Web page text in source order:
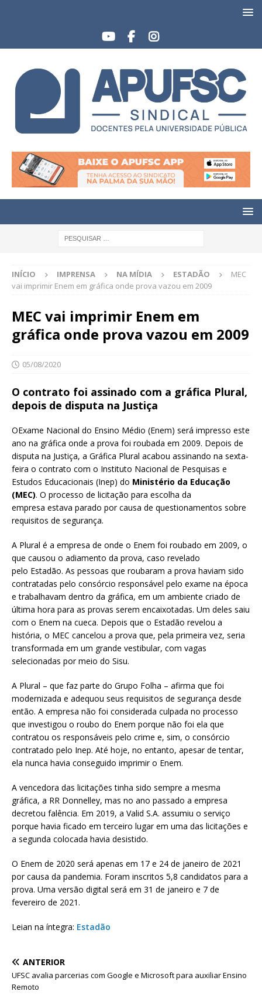
INÍCIO IMPRENSA NA MÍDIA ESTADÃO
MEC
vai imprimir Enem em gráfica onde prova vazou em 2009
MEC vai imprimir Enem em
gráfica onde prova vazou em 2009
05/08/2020
O contrato foi assinado com a gráfica Plural,
depois de disputa na Justiça
OExame Nacional do Ensino Médio (Enem) será impresso este
ano na gráfica onde a prova foi roubada em 2009. Depois de
disputa na Justiça, a Gráfica Plural acabou assinando na sexta-
feira o contrato com o Instituto Nacional de Pesquisas e
Estudos Educacionais (Inep) do Ministério da Educação
(MEC). O processo de licitação para escolha da
empresa estava parado por causa de questionamentos sobre
requisitos de segurança.
A Plural é a empresa de onde o Enem foi roubado em 2009, o
que causou o adiamento da prova, caso revelado
pelo Estadão. As pessoas que roubaram a prova haviam sido
contratadas pelo consórcio responsável pelo exame na época
e trabalhavam dentro da gráfica, em um ambiente criado de
última hora para as provas serem encaixotadas. Um deles saiu
com o Enem na cueca. Depois que o Estadão revelou a
história, o MEC cancelou a prova que, pela primeira vez, seria
transformada em um grande vestibular, com vagas
selecionadas por meio do Sisu.
A Plural – que faz parte do Grupo Folha – afirma que foi
modernizada e adequou seus requisitos de segurança desde
então. A empresa não foi considerada culpada no processo
que investigou o roubo do Enem porque não foi ela que
contratou os responsáveis pelo crime e, sim, o consórcio
contratado pelo Inep. Até hoje, no entanto, apesar de tentar,
ela nunca havia conseguido imprimir o Enem.
A vencedora das licitações tinha sido sempre a mesma
gráfica, a RR Donnelley, mas no ano passado a empresa
decretou falência. Em 2019, a Valid S.A. assumiu o serviço
porque havia ficado em terceiro lugar em uma das licitações e
a segunda colocada havia desistido.
O Enem de 2020 será apenas em 17 e 24 de janeiro de 2021
por causa da pandemia. Foram inscritos 5,8 candidatos para a
prova. Uma versão digital será em 31 de janeiro e 7 de
fevereiro de 2021.
Leian na íntegra: Estadão
ANTERIOR
UFSC avalia parcerias com Google e Microsoft para auxiliar Ensino
Remoto